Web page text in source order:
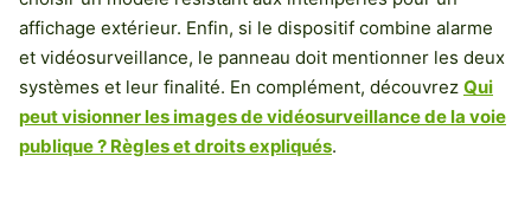
affichage extérieur. Enfin, si le dispositif combine alarme
et vidéosurveillance, le panneau doit mentionner les deux
systèmes et leur finalité. En complément, découvrez Qui
peut visionner les images de vidéosurveillance de la voie
publique ? Règles et droits expliqués.